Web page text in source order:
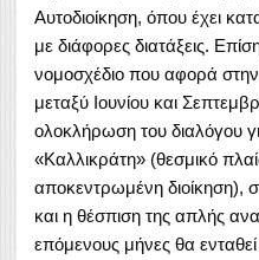
Αυτοδιοίκηση, όπου έχει
με διάφορες διατάξεις.
νομοσχέδιο που αφορά
μεταξύ Ιουνίου και
ολοκλήρωση του διαλόγου
«Καλλικράτη» (θεσμικό
αποκεντρωμένη διοίκηση),
και η θέσπιση της απλής
επόμενους μήνες θα ενταθεί